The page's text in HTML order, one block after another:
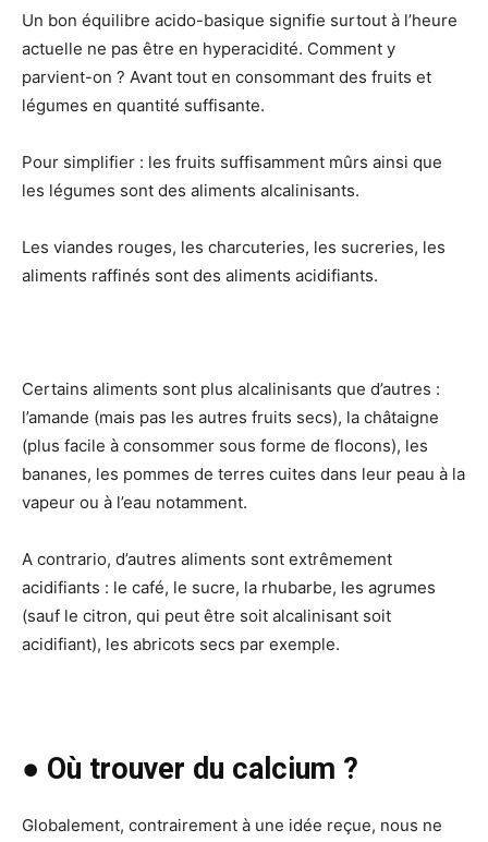
Un bon équilibre acido-basique signifie surtout à l’heure
actuelle ne pas être en hyperacidité. Comment y
parvient-on ? Avant tout en consommant des fruits et
légumes en quantité suffisante.
Pour simplifier : les fruits suffisamment mûrs ainsi que
les légumes sont des aliments alcalinisants.
Les viandes rouges, les charcuteries, les sucreries, les
aliments raffinés sont des aliments acidifiants.
Certains aliments sont plus alcalinisants que d’autres :
l’amande (mais pas les autres fruits secs), la châtaigne
(plus facile à consommer sous forme de flocons), les
bananes, les pommes de terres cuites dans leur peau à la
vapeur ou à l’eau notamment.
A contrario, d’autres aliments sont extrêmement
acidifiants : le café, le sucre, la rhubarbe, les agrumes
(sauf le citron, qui peut être soit alcalinisant soit
acidifiant), les abricots secs par exemple.
● Où trouver du calcium ?
Globalement, contrairement à une idée reçue, nous ne